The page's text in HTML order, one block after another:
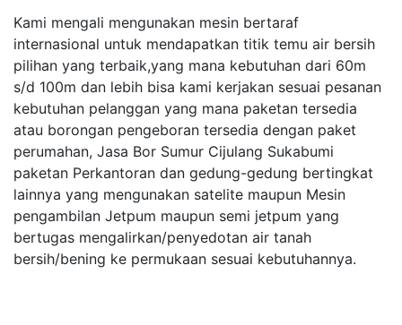
Kami mengali mengunakan mesin bertaraf
internasional untuk mendapatkan titik temu air bersih
pilihan yang terbaik,yang mana kebutuhan dari 60m
s/d 100m dan lebih bisa kami kerjakan sesuai pesanan
kebutuhan pelanggan yang mana paketan tersedia
atau borongan pengeboran tersedia dengan paket
perumahan, Jasa Bor Sumur Cijulang Sukabumi
paketan Perkantoran dan gedung-gedung bertingkat
lainnya yang mengunakan satelite maupun Mesin
pengambilan Jetpum maupun semi jetpum yang
bertugas mengalirkan/penyedotan air tanah
bersih/bening ke permukaan sesuai kebutuhannya.